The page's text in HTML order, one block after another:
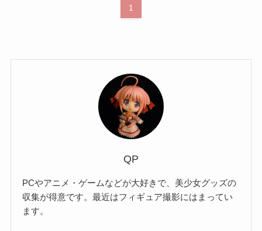
1
QP
PCやアニメ・ゲームなどが大好きで、美少女グッズの
収集が得意です。最近はフィギュア撮影にはまってい
ます。